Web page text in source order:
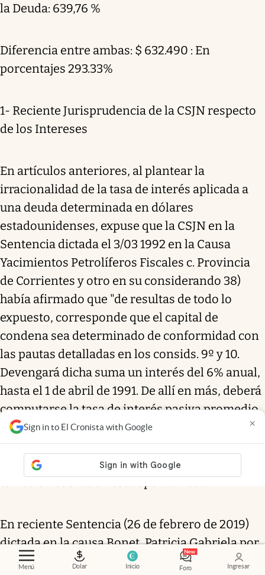
Menú Dolar Inicio Foro Ingresar
Sign in to El Cronista with Google ×
la Deuda: 639,76 %
Diferencia entre ambas: $ 632.490 : En
porcentajes 293.33%
1- Reciente Jurisprudencia de la CSJN respecto
de los Intereses
En artículos anteriores, al plantear la
irracionalidad de la tasa de interés aplicada a
una deuda determinada en dólares
estadounidenses, expuse que la CSJN en la
Sentencia dictada el 3/03 1992 en la Causa
Yacimientos Petrolíferos Fiscales c. Provincia
de Corrientes y otro en su considerando 38)
había afirmado que "de resultas de todo lo
expuesto, corresponde que el capital de
condena sea determinado de conformidad con
las pautas detalladas en los consids. 9º y 10.
Devengará dicha suma un interés del 6% anual,
hasta el 1 de abril de 1991. De allí en más, deberá
computarse la tasa de interés pasiva promedio
mencionada en el art. 10 del DEC. 941/91 a fin de
la indemnización" Jurisprudencia que no fue
En reciente Sentencia (26 de febrero de 2019)
dictada en la causa Bonet, Patricia Gabriela por
sí y en rep. hijos menores c/ Experta